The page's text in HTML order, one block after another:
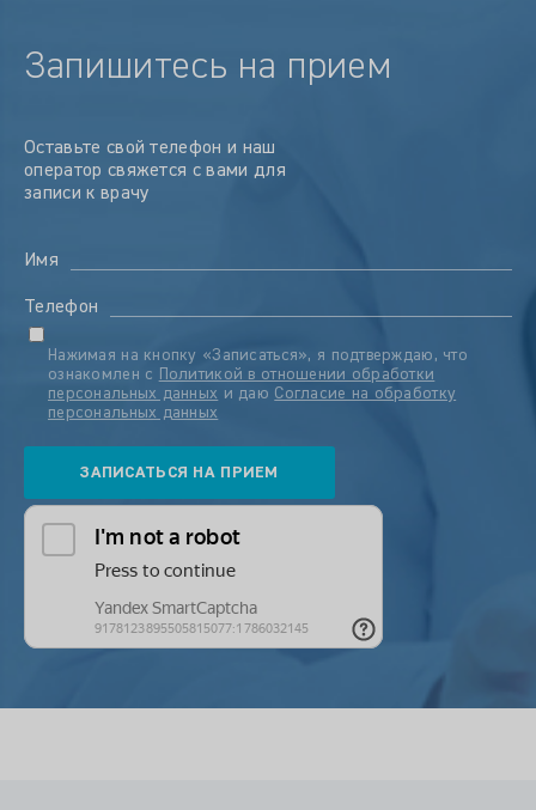
Запишитесь на прием
Оставьте свой телефон и наш
оператор свяжется с вами для
записи к врачу
Имя
Телефон
Нажимая на кнопку «Записаться», я подтверждаю, что
ознакомлен с Политикой в отношении обработки
персональных данных и даю Согласие на обработку
персональных данных